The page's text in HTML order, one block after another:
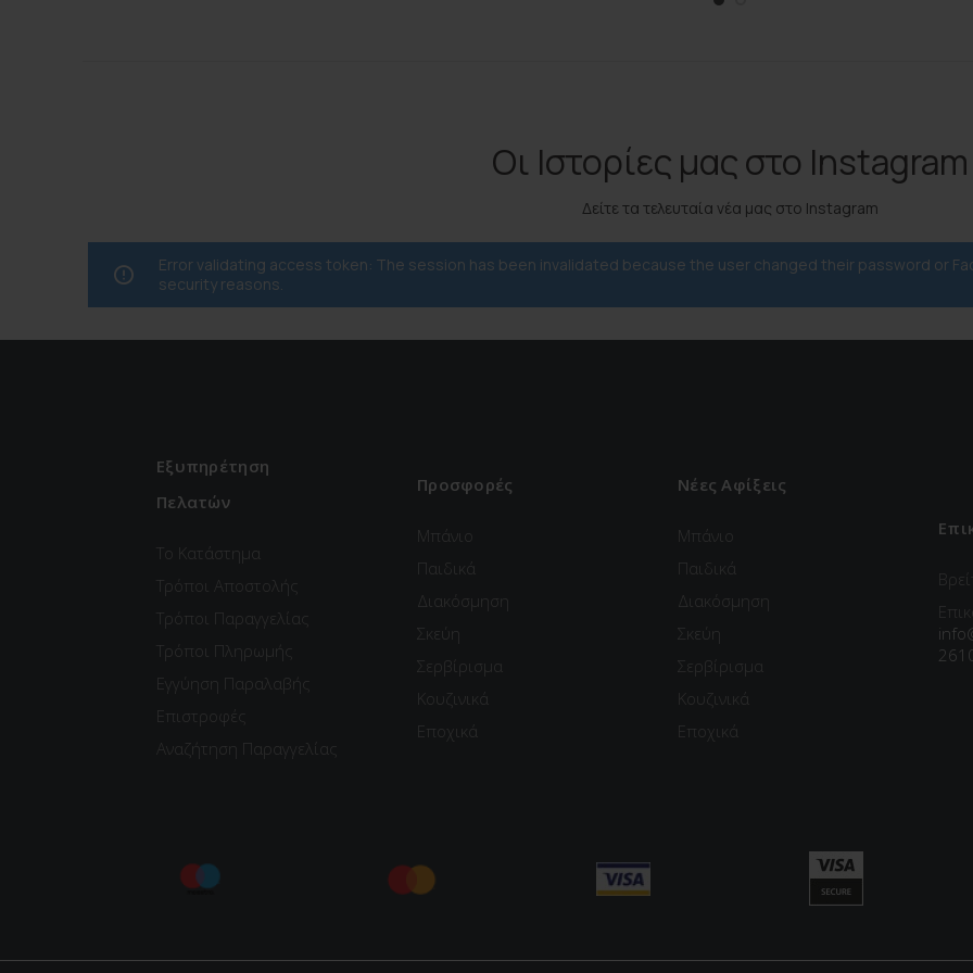
Οι Ιστορίες μας στο Instagram
Δείτε τα τελευταία νέα μας στο Instagram
Error validating access token: The session has been invalidated because the user changed their password or
security reasons.
Εξυπηρέτηση
Πελατών
Το Κατάστημα
Τρόποι Αποστολής
Τρόποι Παραγγελίας
Τρόποι Πληρωμής
Εγγύηση Παραλαβής
Επιστροφές
Αναζήτηση Παραγγελίας
Προσφορές
Μπάνιο
Παιδικά
Διακόσμηση
Σκεύη
Σερβίρισμα
Κουζινικά
Εποχικά
Νέες Αφίξεις
Μπάνιο
Παιδικά
Διακόσμηση
Σκεύη
Σερβίρισμα
Κουζινικά
Εποχικά